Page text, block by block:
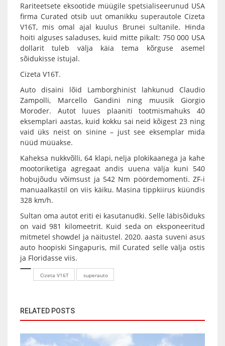
Rariteetsete eksootide müügile spetsialiseerunud USA
firma Curated otsib uut omanikku superautole Cizeta
V16T, mis omal ajal kuulus Brunei sultanile. Hinda
hoiti alguses saladuses, kuid mitte pikalt: 750 000 USA
dollarit tuleb välja käia tema kõrguse asemel
sõidukisse istujal.
Cizeta V16T.
Auto disaini lõid Lamborghinist lahkunud Claudio
Zampolli, Marcello Gandini ning muusik Giorgio
Moroder. Autot luues plaaniti tootmismahuks 40
eksemplari aastas, kuid kokku sai neid kõigest 23 ning
vaid üks neist on sinine – just see eksemplar mida
nüüd müüakse.
Kaheksa nukkvõlli, 64 klapi, nelja plokikaanega ja kahe
mootoriketiga agregaat andis uuena välja kuni 540
hobujõudu võimsust ja 542 Nm pöördemomenti. ZF-i
manuaalkastil on viis käiku. Masina tippkiirus küündis
328 km/h.
Sultan oma autot eriti ei kasutanudki. Selle läbisõiduks
on vaid 981 kilomeetrit. Kuid seda on eksponeeritud
mitmetel showdel ja näitustel. 2020. aasta suveni asus
auto hoopiski Singapuris, mil Curated selle välja ostis
ja Floridasse viis.
Cizeta V16T superauto
RELATED POSTS